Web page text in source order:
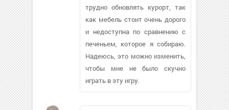
трудно обновлять курорт, так
как мебель стоит очень дорого
и недоступна по сравнению с
печеньем, которое я собираю.
Надеюсь, это можно изменить,
чтобы мне не было скучно
играть в эту игру.